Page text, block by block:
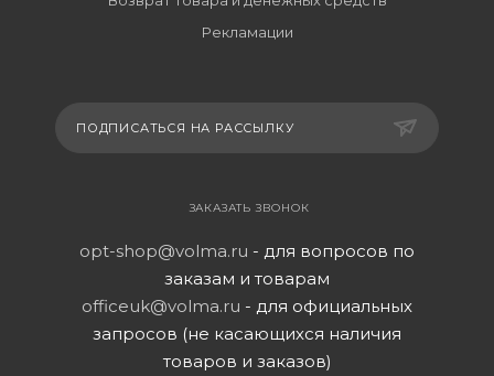
Рекламации
ПОДПИСАТЬСЯ НА РАССЫЛКУ
ЗАКАЗАТЬ ЗВОНОК
opt-shop@volma.ru - для вопросов по
заказам и товарам
officeuk@volma.ru - для официальных
запросов (не касающихся наличия
товаров и заказов)